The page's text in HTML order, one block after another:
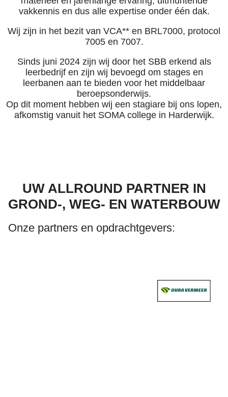
vakkennis en dus alle expertise onder één dak.
Wij zijn in het bezit van VCA** en BRL7000, protocol
7005 en 7007.
Sinds juni 2024 zijn wij door het SBB erkend als
leerbedrijf en zijn wij bevoegd om stages en
leerbanen aan te bieden voor het middelbaar
beroepsonderwijs.
Op dit moment hebben wij een stagiare bij ons lopen,
afkomstig vanuit het SOMA college in Harderwijk.
UW ALLROUND PARTNER IN
GROND-, WEG- EN WATERBOUW
Onze partners en opdrachtgevers: